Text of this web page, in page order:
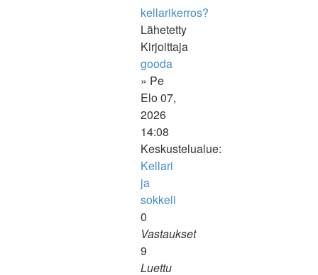
kellarikerros?
Lähetetty
Kirjoittaja
gooda
» Pe
Elo 07,
2026
14:08
Keskustelualue:
Kellari
ja
sokkeli
0
Vastaukset
9
Luettu